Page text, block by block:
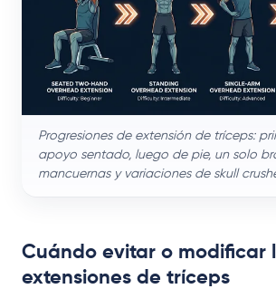
Progresiones de extensión de tríceps:
apoyo sentado, luego de pie, un solo
mancuernas y variaciones de skull
Cuándo evitar o modificar
extensiones de tríceps